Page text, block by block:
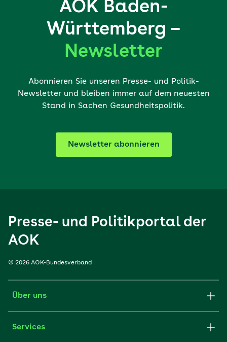
AOK Baden-
Württemberg –
Newsletter
Abonnieren Sie unseren Presse- und Politik-
Newsletter und bleiben immer auf dem neuesten
Stand in Sachen Gesundheitspolitik.
Newsletter abonnieren
Presse- und Politikportal der
AOK
© 2026 AOK-Bundesverband
Über uns
Services